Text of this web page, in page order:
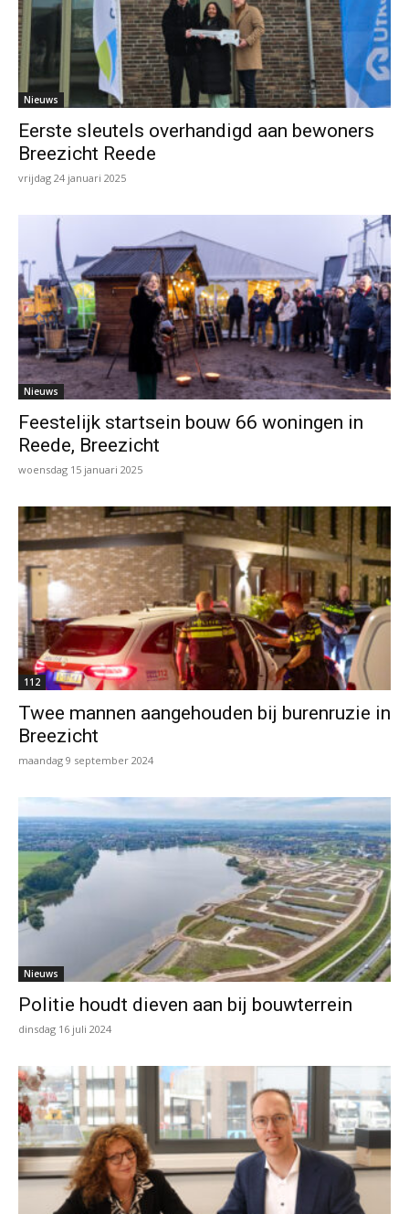
Nieuws
Eerste sleutels overhandigd aan bewoners
Breezicht Reede
vrijdag 24 januari 2025
Nieuws
Feestelijk startsein bouw 66 woningen in
Reede, Breezicht
woensdag 15 januari 2025
112
Twee mannen aangehouden bij burenruzie in
Breezicht
maandag 9 september 2024
Nieuws
Politie houdt dieven aan bij bouwterrein
dinsdag 16 juli 2024